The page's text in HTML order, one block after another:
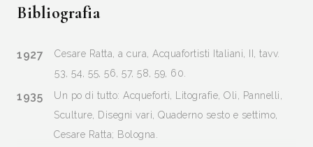
Bibliografia
1927
Cesare Ratta, a cura, Acquafortisti Italiani, II, tavv.
53, 54, 55, 56, 57, 58, 59, 60.
1935
Un po di tutto: Acqueforti, Litografie, Oli, Pannelli,
Sculture, Disegni vari, Quaderno sesto e settimo,
Cesare Ratta; Bologna.